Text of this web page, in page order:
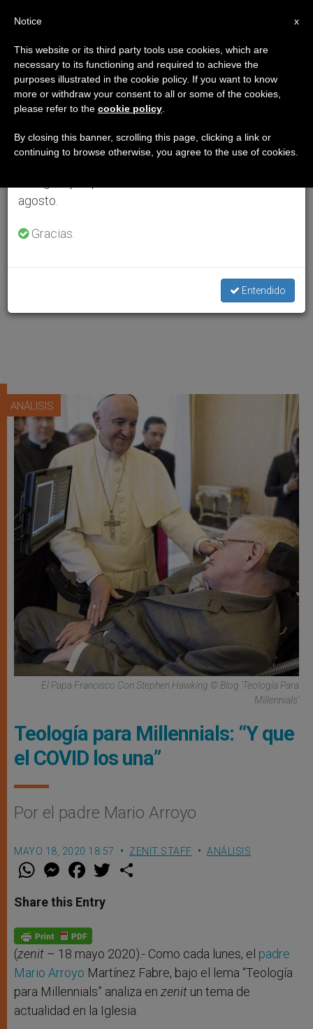
ANÁLISIS
El Papa Francisco Con Stephen Hawking © Blog 'Teología Para
Millennials'
Teología para Millennials: “Y que
el COVID los una”
Por el padre Mario Arroyo
MAYO 18, 2020 18:57 ZENIT STAFF ANÁLISIS
W
t
s
p
p
M
e
s
e
g
e
r
F
a
e
b
o
k
w
Share this Entry
(zenit – 18 mayo 2020).- Como cada lunes, el padre
Mario Arroyo Martínez Fabre, bajo el lema “Teología
para Millennials” analiza en zenit un tema de
actualidad en la Iglesia.
×
Aviso importante
Del 27 de julio al 7 de agosto haremos la pausa
anual, aprovechando que en el periodo de verano
se generan menos informaciones y también el
agosto.
Gracias.
Entendido
x
Notice
This website or its third party tools use cookies, which are
necessary to its functioning and required to achieve the
purposes illustrated in the cookie policy. If you want to know
more or withdraw your consent to all or some of the cookies,
please refer to the cookie policy
By closing this banner, scrolling this page, clicking a link or
continuing to browse otherwise, you agree to the use of cookies.